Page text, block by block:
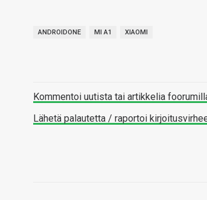
ANDROIDONE MI A1 XIAOMI
Kommentoi uutista tai artikkelia
Lähetä palautetta / raportoi